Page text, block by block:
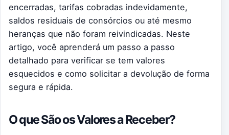
encerradas, tarifas cobradas indevidamente,
saldos residuais de consórcios ou até mesmo
heranças que não foram reivindicadas. Neste
artigo, você aprenderá um passo a passo
detalhado para verificar se tem valores
esquecidos e como solicitar a devolução de forma
segura e rápida.
O que São os Valores a Receber?